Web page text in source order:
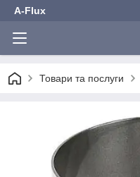
A-Flux
Товари та послуги